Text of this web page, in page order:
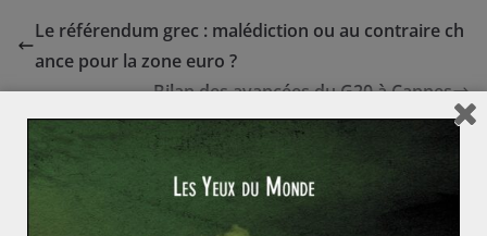
Le référendum grec : malédiction ou au contraire ch
ance pour la zone euro ?
Bilan des avancées du G20 à Cannes
Présidentielle égyptienne : Tahrir ne
convainc pas dans les urnes